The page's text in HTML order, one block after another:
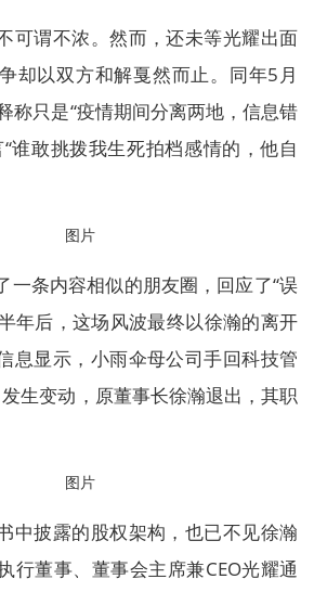
可谓不浓。然而，还未等光耀出面
却以双方和解戛然而止。同年5月
称只是“疫情期间分离两地，信息错
谁敢挑拨我生死拍档感情的，他自
一条内容相似的朋友圈，回应了“误
年后，这场风波最终以徐瀚的离开
息显示，小雨伞母公司手回科技管
生变动，原董事长徐瀚退出，其职
中披露的股权架构，也已不见徐瀚
行董事、董事会主席兼CEO光耀通